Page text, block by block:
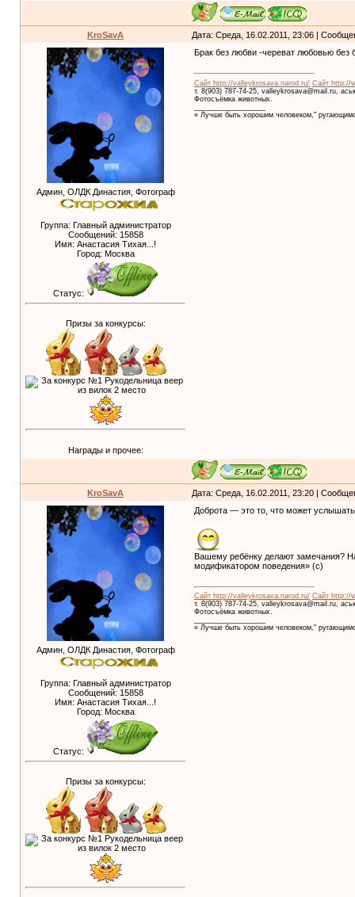
KroSavA Дата: Среда, 16.02.2011, 23:06 |
Админ, ОЛДК Династия, Фотограф
Группа: Главный администратор
Сообщений: 15858
Имя: Анастасия Тихая...!
Город: Москва
Статус:
Призы за конкурсы:
Награды и прочее:
Брак без любви -череват любовью без
Сайт http://valleykrosava.narod.ru/ Сайт http://
т. 8(903) 787-74-25, valleykrosava@mail.ru,
Фотосъёмка животных.
« Лучше быть хорошим человеком,"
KroSavA Дата: Среда, 16.02.2011, 23:20 |
Админ, ОЛДК Династия, Фотограф
Группа: Главный администратор
Сообщений: 15858
Имя: Анастасия Тихая...!
Город: Москва
Статус:
Призы за конкурсы:
Доброта — это то, что может
Вашему ребёнку делают замечания?
модификатором поведения» (с)
Сайт http://valleykrosava.narod.ru/ Сайт http://
т. 8(903) 787-74-25, valleykrosava@mail.ru,
Фотосъёмка животных.
« Лучше быть хорошим человеком,"